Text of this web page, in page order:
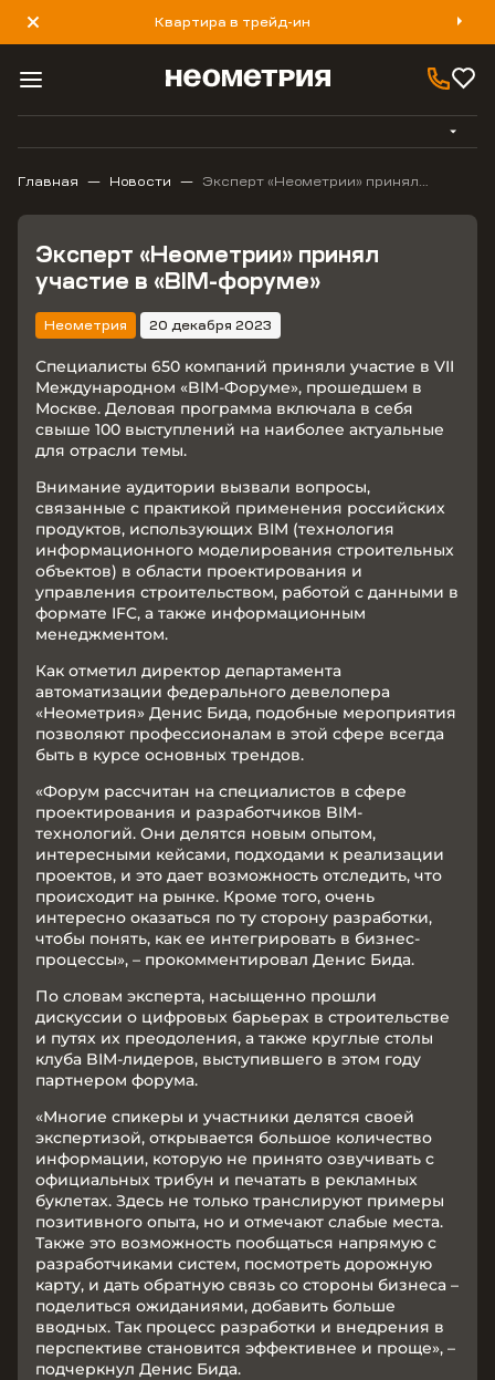
Квартира в трейд-ин
8 800 777 40 93
Главная Новости Эксперт «Неометрии» принял
Неометрия 20 декабря 2023
Эксперт «Неометрии» принял
участие в «BIM-форуме»
Специалисты 650 компаний приняли участие в VII
Международном «BIM-Форуме», прошедшем в
Москве. Деловая программа включала в себя
свыше 100 выступлений на наиболее актуальные
для отрасли темы.
Внимание аудитории вызвали вопросы,
связанные с практикой применения российских
продуктов, использующих BIM (технология
информационного моделирования строительных
объектов) в области проектирования и
управления строительством, работой с данными в
формате IFC, а также информационным
менеджментом.
Как отметил директор департамента
автоматизации федерального девелопера
«Неометрия» Денис Бида, подобные мероприятия
позволяют профессионалам в этой сфере всегда
быть в курсе основных трендов.
«Форум рассчитан на специалистов в сфере
проектирования и разработчиков BIM-
технологий. Они делятся новым опытом,
интересными кейсами, подходами к реализации
проектов, и это дает возможность отследить, что
происходит на рынке. Кроме того, очень
интересно оказаться по ту сторону разработки,
чтобы понять, как ее интегрировать в бизнес-
процессы», – прокомментировал Денис Бида.
По словам эксперта, насыщенно прошли
дискуссии о цифровых барьерах в строительстве
и путях их преодоления, а также круглые столы
клуба BIM-лидеров, выступившего в этом году
партнером форума.
«Многие спикеры и участники делятся своей
экспертизой, открывается большое количество
информации, которую не принято озвучивать с
официальных трибун и печатать в рекламных
буклетах. Здесь не только транслируют примеры
позитивного опыта, но и отмечают слабые места.
Также это возможность пообщаться напрямую с
разработчиками систем, посмотреть дорожную
карту, и дать обратную связь со стороны бизнеса –
поделиться ожиданиями, добавить больше
вводных. Так процесс разработки и внедрения в
перспективе становится эффективнее и проще», –
подчеркнул Денис Бида.